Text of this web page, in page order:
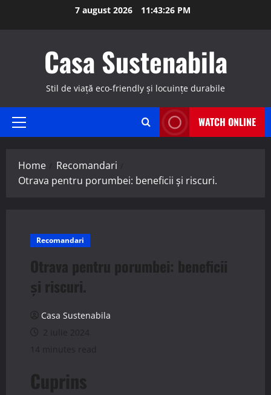
7 august 2026 11:43:27 PM
Casa Sustenabila
Stil de viață eco-friendly și locuințe durabile
Primary
WATCH ONLINE
Home
Recomandari
Otrava pentru porumbei: beneficii și riscuri.
Recomandari
Otrava pentru porumbei: beneficii
și riscuri.
Casa Sustenabila
2 iulie 2024
14 minutes read
Cuprins